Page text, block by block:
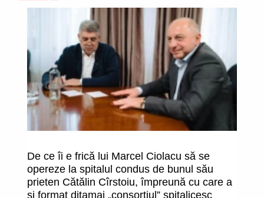
De ce îi e frică lui Marcel Ciolacu să se
opereze la spitalul condus de bunul său
prieten Cătălin Cîrstoiu, împreună cu care a
și format ditamai „consorțiul” spitalicesc